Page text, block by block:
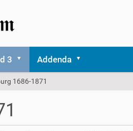
3 Addenda
1686-1871